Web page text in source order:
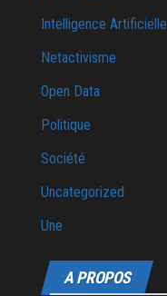
Intelligence Artificielle
Netactivisme
Open Data
Politique
Société
Uncategorized
Une
A PROPOS